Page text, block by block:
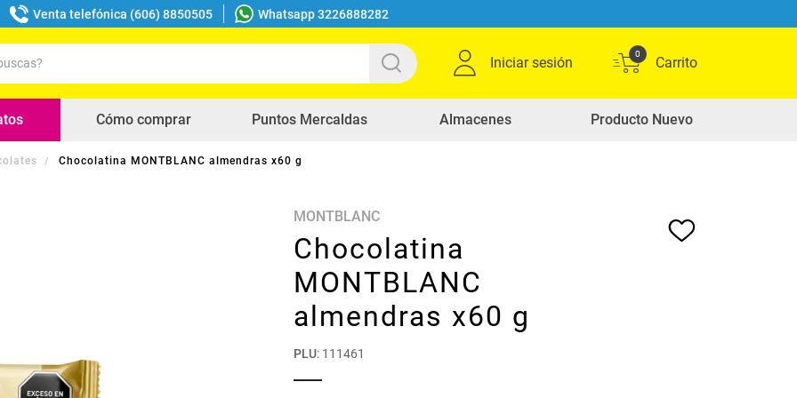
Venta telefónica (606) 8850505 Whatsapp 3226888282
Iniciar sesión
0
Cómo comprar Puntos Mercaldas Almacenes Producto Nuevo
Chocolatina MONTBLANC almendras x60 g
MONTBLANC
Chocolatina
MONTBLANC
almendras x60 g
PLU: 111461
buscados